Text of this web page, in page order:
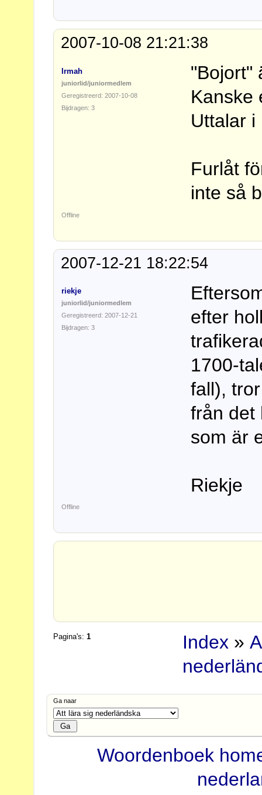
2007-10-08 21:21:38
Irmah
juniorlid/juniormedlem
Geregistreerd: 2007-10-08
Bijdragen: 3
"Bojort"
Kanske
Uttalar
Furlåt
inte så
Offline
2007-12-21 18:22:54
riekje
juniorlid/juniormedlem
Geregistreerd: 2007-12-21
Bijdragen: 3
efter
1700-
fall),
från det
som är
Riekje
Offline
Pagina's:1 Index »
Ga naar
Woordenboek